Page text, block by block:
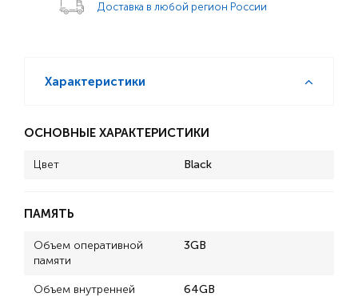
Доставка в любой регион России
Характеристики
ОСНОВНЫЕ ХАРАКТЕРИСТИКИ
Цвет Black
ПАМЯТЬ
Объем оперативной
памяти
3GB
Объем внутренней
64GB